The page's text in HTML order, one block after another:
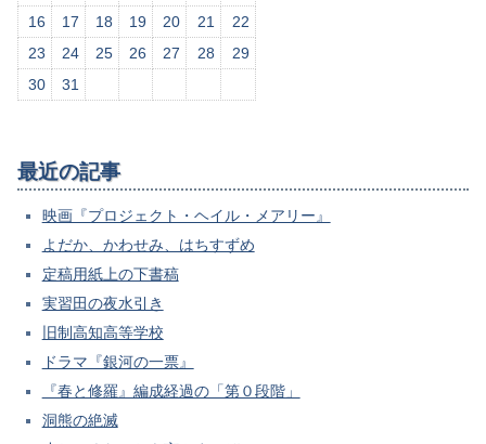
16
17 18 19 20 21
22
23
24 25 26 27 28
29
30
31
最近の記事
映画『プロジェクト・ヘイル・メアリー』
よだか、かわせみ、はちすずめ
定稿用紙上の下書稿
実習田の夜水引き
旧制高知高等学校
ドラマ『銀河の一票』
『春と修羅』編成経過の「第０段階」
洞熊の絶滅